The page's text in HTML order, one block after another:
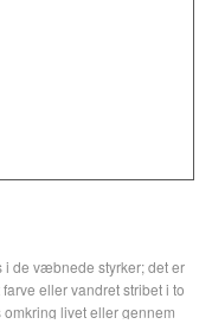
i de væbnede styrker; det er
eller vandret stribet i to
livet eller gennem